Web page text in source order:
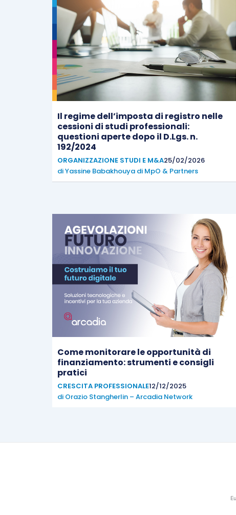
Il regime dell’imposta di registro nelle
cessioni di studi professionali:
questioni aperte dopo il D.Lgs. n.
192/2024
ORGANIZZAZIONE STUDI E M&A25/02/2026
diYassine Babakhouya di MpO & Partners
Come monitorare le opportunità di
finanziamento: strumenti e consigli
pratici
CRESCITA PROFESSIONALE12/12/2025
di Orazio Stangherlin – Arcadia Network